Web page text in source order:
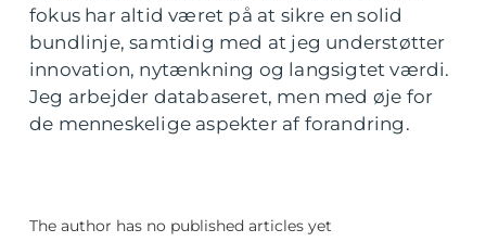
fokus har altid været på at sikre en solid
bundlinje, samtidig med at jeg understøtter
innovation, nytænkning og langsigtet værdi.
Jeg arbejder databaseret, men med øje for
de menneskelige aspekter af forandring.
The author has no published articles yet